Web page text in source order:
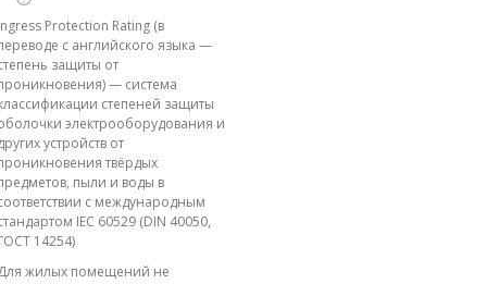
Protection Rating (в
с английского языка —
защиты от
— система
степеней защиты
электрооборудования и
устройств от
твёрдых
пыли и воды в
с международным
IEC 60529 (DIN 40050,
14254)
жилых помещений не